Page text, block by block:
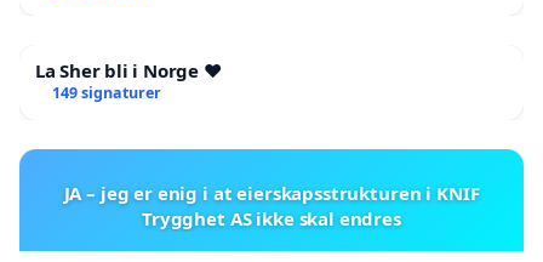
La Sher bli i Norge ❤️
149 signaturer
JA – jeg er enig i at eierskapsstrukturen i KNIF
Trygghet AS ikke skal endres